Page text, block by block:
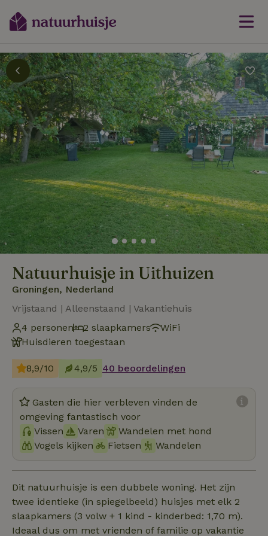
Natuurhuisje in Uithuizen
Groningen, Nederland
Vrijstaand | Alleenstaand | Vakantiehuis
4 personen
2 slaapkamers
WiFi
Huisdieren toegestaan
8,9/10 4,9/5 40 beoordelingen
Gasten die hier verbleven vinden de
omgeving fantastisch voor
Vissen
Varen
Wandelen met hond
Vogels kijken
Fietsen Wandelen
Dit natuurhuisje is een dubbele woning. Het zijn
twee identieke (in spiegelbeeld) huisjes met elk 2
slaapkamers (3 volw + 1 kind - kinderbed: 1,70 m).
Ideaal dus om met vrienden of familie op vakantie